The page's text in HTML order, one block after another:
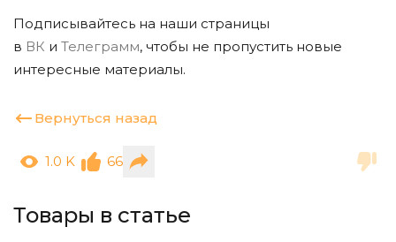
Подписывайтесь на наши страницы
в ВК и Телеграмм, чтобы не пропустить новые
интересные материалы.
Вернуться назад
1.0 K 66
Товары в статье